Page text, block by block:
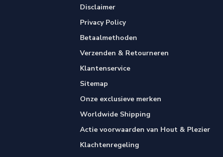
Disclaimer
Privacy Policy
Betaalmethoden
Verzenden & Retourneren
Klantenservice
Sitemap
Onze exclusieve merken
Worldwide Shipping
Actie voorwaarden van Hout & Plezier
Klachtenregeling